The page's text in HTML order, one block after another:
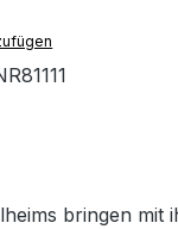
bringen mit